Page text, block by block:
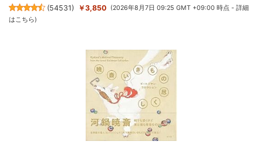
(54531) ￥3,850 (2026年8月7日 09:25 GMT +09:00 時点 -詳細
はこちら)